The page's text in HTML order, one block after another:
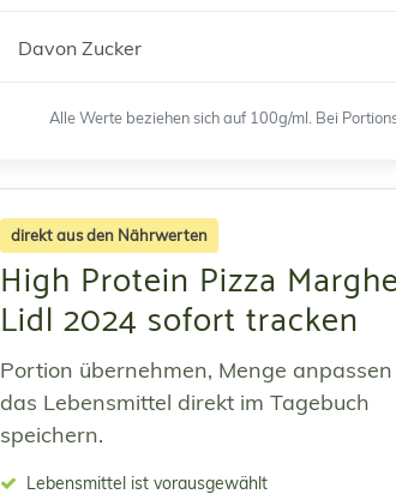
Davon Zucker
Alle Werte beziehen sich auf 100g/ml. Bei
direkt aus den Nährwerten
High Protein Pizza
Lidl 2024 sofort tracken
Portion übernehmen, Menge
das Lebensmittel direkt im Tagebuch
speichern.
Lebensmittel ist vorausgewählt